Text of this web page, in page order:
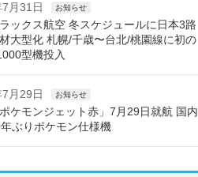
月31日 お知らせ
ックス航空 冬スケジュールに日本3路
大型化 札幌/千歳〜台北/桃園線に初の
型機投入
月29日 お知らせ
ケモンジェット赤」7月29日就航 国内
ぶりポケモン仕様機